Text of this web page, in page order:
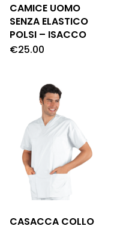
CAMICE UOMO
SENZA ELASTICO
POLSI – ISACCO
€25.00
CASACCA COLLO